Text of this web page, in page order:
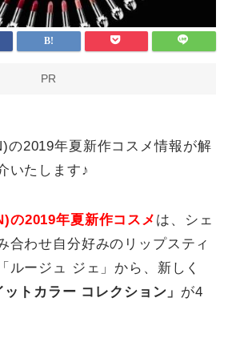
PR
の2019年夏新作コスメ情報が解
いたします♪
の2019年夏新作コスメ は、シェ
合わせ自分好みのリップスティ
ルージュ ジェ」から、新しく
ットカラー コレクション」 が4